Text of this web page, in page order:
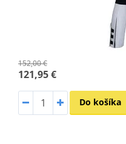
152,00 €
121,95 €
Do košíka